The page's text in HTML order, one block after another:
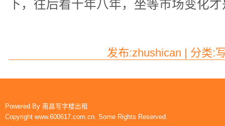
下，往后看十年八年，坐等市场变化
发布:zhushican | 分类:
Powered By 南昌写字楼出租
Copyright www.600617.com.cn. Some Rights Reserved.